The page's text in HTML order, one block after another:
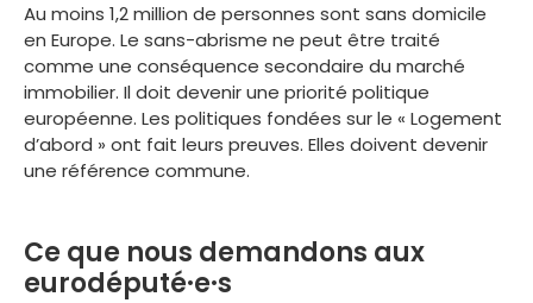
Au moins 1,2 million de personnes sont sans domicile
en Europe. Le sans-abrisme ne peut être traité
comme une conséquence secondaire du marché
immobilier. Il doit devenir une priorité politique
européenne. Les politiques fondées sur le « Logement
d’abord » ont fait leurs preuves. Elles doivent devenir
une référence commune.
Ce que nous demandons aux
eurodéputé·e·s